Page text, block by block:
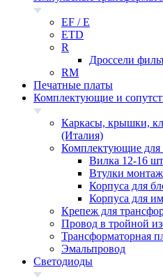
EF / E
ETD
R
Дроссели
RM
Печатные платы
Комплектующие и
Каркасы, крышки,
(Италия)
Комплектующие для
Вилка 12-16
Втулки
Корпуса для
Корпуса для
Крепеж для
Провод в тройной
Трансформаторная
Эмальпровод
Светодиоды